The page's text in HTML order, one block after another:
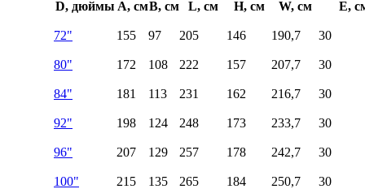
D, дюймы A, смB, см L, см H, см W, см E,
72" 155 97 205 146 190,7 30
80" 172 108 222 157 207,7 30
84" 181 113 231 162 216,7 30
92" 198 124 248 173 233,7 30
96" 207 129 257 178 242,7 30
100" 215 135 265 184 250,7 30